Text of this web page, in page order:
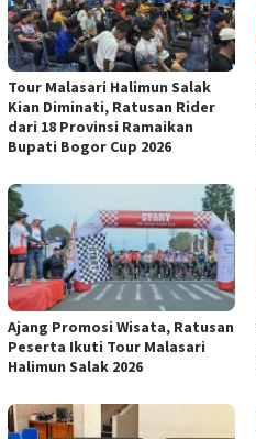
Tour Malasari Halimun Salak
Kian Diminati, Ratusan Rider
dari 18 Provinsi Ramaikan
Bupati Bogor Cup 2026
Ajang Promosi Wisata, Ratusan
Peserta Ikuti Tour Malasari
Halimun Salak 2026